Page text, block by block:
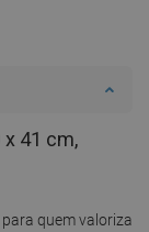
x 41 cm,
quem valoriza